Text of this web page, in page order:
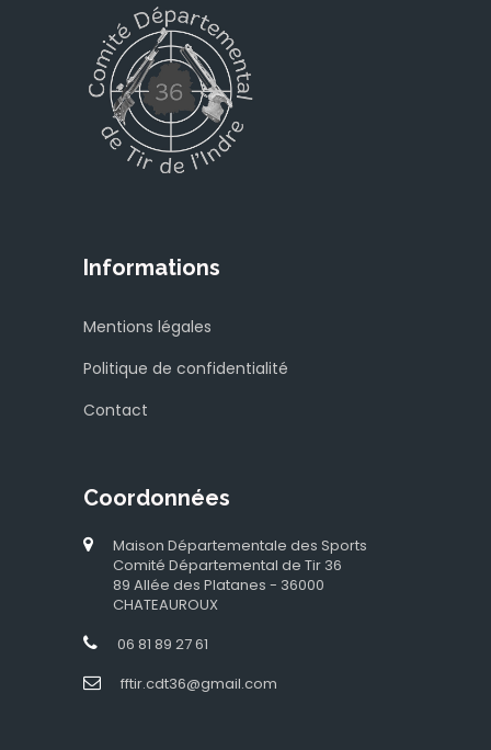
Informations
Mentions légales
Politique de confidentialité
Contact
Coordonnées
Maison Départementale des Sports
Comité Départemental de Tir 36
89 Allée des Platanes - 36000
CHATEAUROUX
06 81 89 27 61
fftir.cdt36@gmail.com